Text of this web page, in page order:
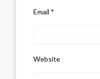
Email *
Website